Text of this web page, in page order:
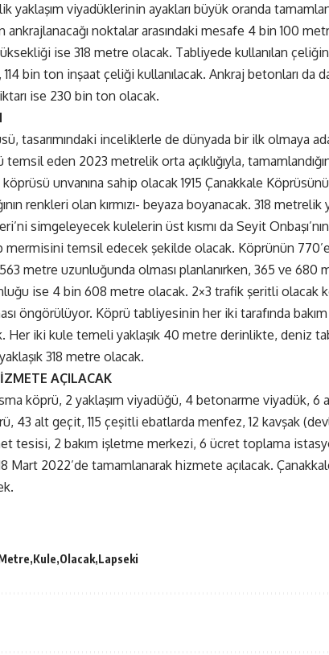
yaklaşım viyadüklerinin ayakları büyük oranda
ankrajlanacağı noktalar arasındaki mesafe 4 bin 100
ise 318 metre olacak. Tabliyede kullanılan çeliğin
114 bin ton inşaat çeliği kullanılacak. Ankraj betonları da
ise 230 bin ton olacak.
tasarımındaki inceliklerle de dünyada bir ilk olmaya
eden 2023 metrelik orta açıklığıyla,
köprüsü unvanına sahip olacak 1915 Çanakkale
renkleri olan kırmızı- beyaza boyanacak. 318
simgeleyecek kulelerin üst kısmı da Seyit Onbaşı’nın
temsil edecek şekilde olacak. Köprünün
metre uzunluğunda olması planlanırken, 365 ve 680
ise 4 bin 608 metre olacak. 2×3 trafik şeritli olacak
öngörülüyor. Köprü tabliyesinin her iki tarafında bakım
Her iki kule temeli yaklaşık 40 metre derinlikte, deniz
318 metre olacak.
AÇILACAK
köprü, 2 yaklaşım viyadüğü, 4 betonarme viyadük,
43 alt geçit, 115 çeşitli ebatlarda menfez, 12 kavşak
tesisi, 2 bakım işletme merkezi, 6 ücret toplama
Mart 2022’de tamamlanarak hizmete açılacak.
Metre Kule Olacak Lapseki